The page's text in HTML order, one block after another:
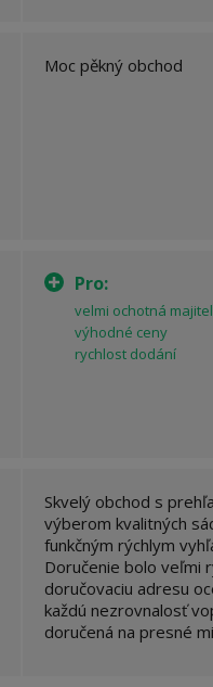
Moc pěkný obchod
Pro:
velmi ochotná
výhodné ceny
rychlost dodání
Skvelý obchod s
výberom kvalitných
funkčným rýchlym
Doručenie bolo veľmi
doručovaciu adresu
každú nezrovnalosť
doručená na presné